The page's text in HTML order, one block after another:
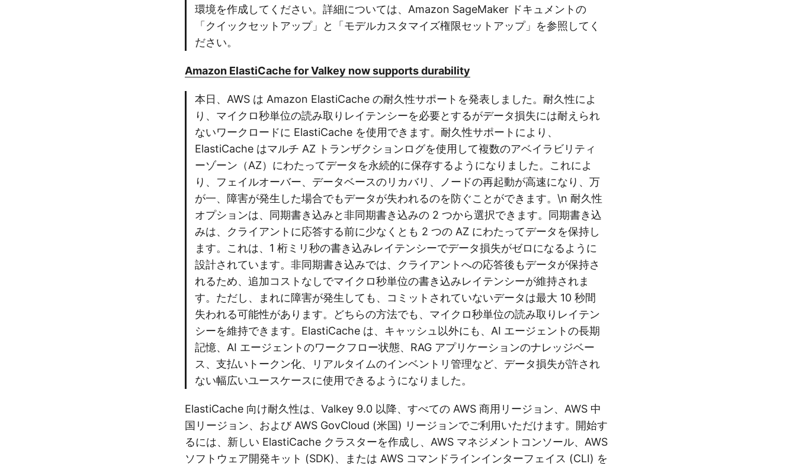
環境を作成してください。詳細については、Amazon SageMaker ドキュメントの
「クイックセットアップ」と「モデルカスタマイズ権限セットアップ」を参照してく
ださい。
Amazon ElastiCache for Valkey now supports durability
本日、AWS は Amazon ElastiCache の耐久性サポートを発表しました。耐久性によ
り、マイクロ秒単位の読み取りレイテンシーを必要とするがデータ損失には耐えられ
ないワークロードに ElastiCache を使用できます。耐久性サポートにより、
ElastiCache はマルチ AZ トランザクションログを使用して複数のアベイラビリティ
ーゾーン（AZ）にわたってデータを永続的に保存するようになりました。これによ
り、フェイルオーバー、データベースのリカバリ、ノードの再起動が高速になり、万
が一、障害が発生した場合でもデータが失われるのを防ぐことができます。\n 耐久性
オプションは、同期書き込みと非同期書き込みの 2 つから選択できます。同期書き込
みは、クライアントに応答する前に少なくとも 2 つの AZ にわたってデータを保持し
ます。これは、1 桁ミリ秒の書き込みレイテンシーでデータ損失がゼロになるように
設計されています。非同期書き込みでは、クライアントへの応答後もデータが保持さ
れるため、追加コストなしでマイクロ秒単位の書き込みレイテンシーが維持されま
す。ただし、まれに障害が発生しても、コミットされていないデータは最大 10 秒間
失われる可能性があります。どちらの方法でも、マイクロ秒単位の読み取りレイテン
シーを維持できます。ElastiCache は、キャッシュ以外にも、AI エージェントの長期
記憶、AI エージェントのワークフロー状態、RAG アプリケーションのナレッジベー
ス、支払いトークン化、リアルタイムのインベントリ管理など、データ損失が許され
ない幅広いユースケースに使用できるようになりました。
ElastiCache 向け耐久性は、Valkey 9.0 以降、すべての AWS 商用リージョン、AWS 中
国リージョン、および AWS GovCloud (米国) リージョンでご利用いただけます。開始す
るには、新しい ElastiCache クラスターを作成し、AWS マネジメントコンソール、AWS
ソフトウェア開発キット (SDK)、または AWS コマンドラインインターフェイス (CLI) を